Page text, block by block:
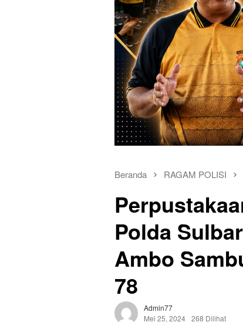
Beranda RAGAM POLISI
Polda
Ambo
78
Admin77
Mei 25, 2024 268 Dilihat